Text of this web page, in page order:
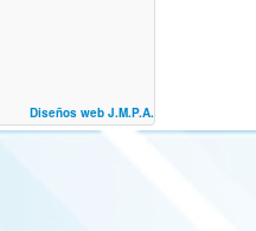
Diseños web J.M.P.A.